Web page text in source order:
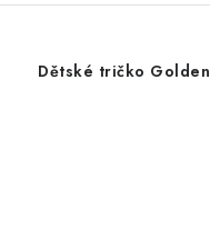
Dětské tričko Golden